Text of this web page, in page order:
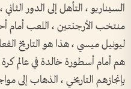
السيناريو ، التأهل إلى الدور
منتخب الأرجنتين ، اللعب أمام
ليونيل ميسي ، هذا هو التاريخ
هم أمام أسطورة خالدة في عالم كرة
بإنجازهم التاريخي ، الذهاب إلى